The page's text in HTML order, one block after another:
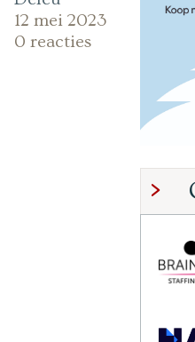
12 mei 2023
0 reacties